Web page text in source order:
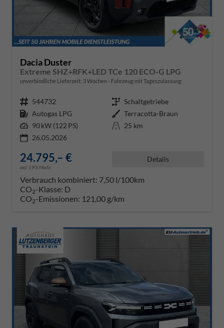
Dacia Duster
Extreme SHZ+RFK+LED TCe 120 ECO-G LPG
unverbindliche Lieferzeit: 3 Wochen Fahrzeug mit Tageszulassung
Fahrzeugnr. 544732 Getriebe Schaltgetriebe
Kraftstoff Autogas LPG Außenfarbe Terracotta-Braun
Leistung 90 kW (122 PS) Kilometerstand 25 km
26.05.2026
24.795,– €
incl. 19% MwSt.
Details
Verbrauch kombiniert: 7,50 l/100km
CO2-Klasse: D
CO2-Emissionen: 121,00 g/km